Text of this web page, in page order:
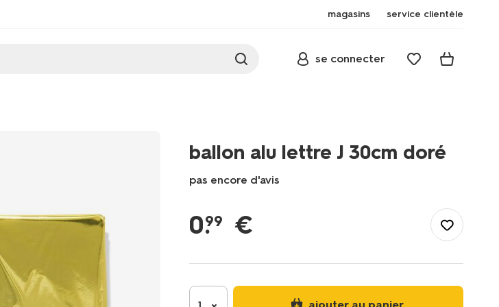
magasins service clientèle
se connecter
ballon alu lettre J 30cm doré
pas encore d'avis
idees-
alu-
lettre-
0.
99 €